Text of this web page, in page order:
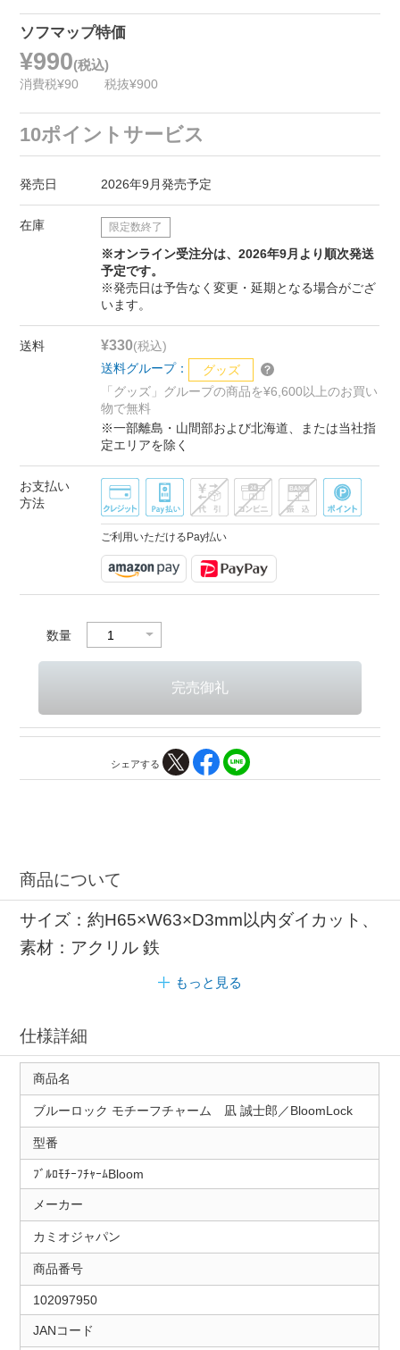
ソフマップ特価
¥990(税込)
消費税¥90 税抜¥900
10ポイントサービス
発売日 2026年9月発売予定
在庫 限定数終了
※オンライン受注分は、2026年9月より順次発送
予定です。
※発売日は予告なく変更・延期となる場合がござ
います。
送料 ¥330(税込)
送料グループ：
グッズ
「グッズ」グループの商品を¥6,600以上のお買い
物で無料
※一部離島・山間部および北海道、または当社指
定エリアを除く
お支払い
方法
ご利用いただけるPay払い
数量
シェアする
商品について
サイズ：約H65×W63×D3mm以内ダイカット、
素材：アクリル 鉄
もっと見る
仕様詳細
商品名
ブルーロック モチーフチャーム 凪 誠士郎／BloomLock
型番
ﾌﾞﾙﾛﾓﾁｰﾌﾁｬｰﾑBloom
メーカー
カミオジャパン
商品番号
102097950
JANコード